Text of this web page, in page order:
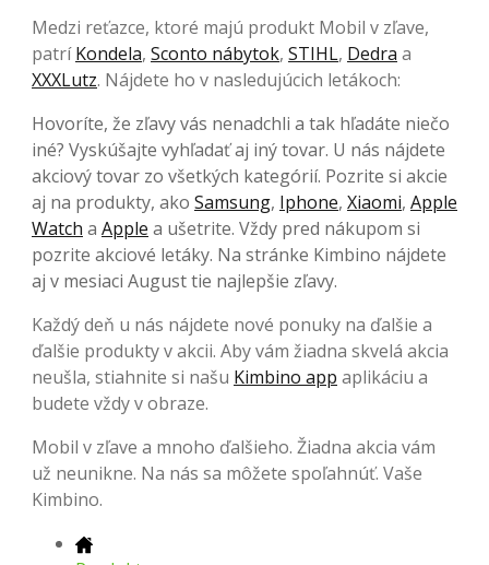
Medzi reťazce, ktoré majú produkt Mobil v zľave,
patríKondela, Sconto nábytok, STIHL, Dedra a
XXXLutz. Nájdete ho v nasledujúcich letákoch:
Hovoríte, že zľavy vás nenadchli a tak hľadáte niečo
iné? Vyskúšajte vyhľadať aj iný tovar. U nás nájdete
akciový tovar zo všetkých kategórií. Pozrite si akcie
aj na produkty, ako Samsung, Iphone, Xiaomi, Apple
Watch a Apple a ušetrite. Vždy pred nákupom si
pozrite akciové letáky. Na stránke Kimbino nájdete
aj v mesiaci August tie najlepšie zľavy.
Každý deň u nás nájdete nové ponuky na ďalšie a
ďalšie produkty v akcii. Aby vám žiadna skvelá akcia
neušla, stiahnite si našu Kimbino app aplikáciu a
budete vždy v obraze.
Mobil v zľave a mnoho ďalšieho. Žiadna akcia vám
už neunikne. Na nás sa môžete spoľahnúť. Vaše
Kimbino.